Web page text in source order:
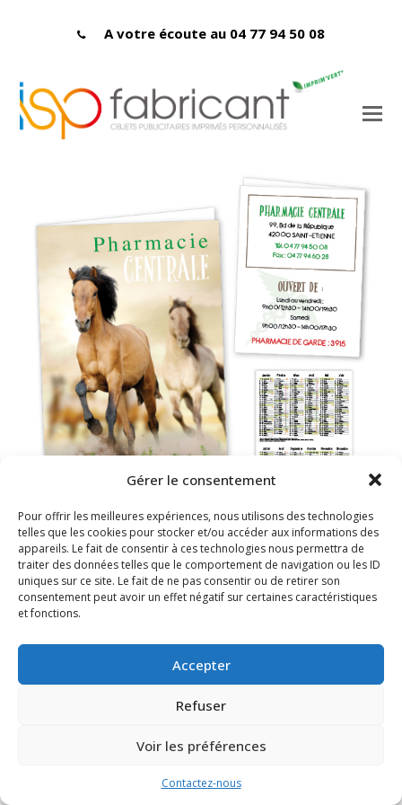
Gérer le consentement
Pour offrir les meilleures expériences, nous utilisons des technologies
telles que les cookies pour stocker et/ou accéder aux informations des
appareils. Le fait de consentir à ces technologies nous permettra de
traiter des données telles que le comportement de navigation ou les ID
uniques sur ce site. Le fait de ne pas consentir ou de retirer son
consentement peut avoir un effet négatif sur certaines caractéristiques
et fonctions.
Accepter
Refuser
Voir les préférences
Contactez-nous
A votre écoute au 04 77 94 50 08
FAQ Mentions légales